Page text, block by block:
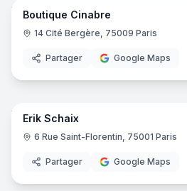
Boutique Cinabre
14 Cité Bergère, 75009 Paris
Partager Google Maps
Erik Schaix
6 Rue Saint-Florentin, 75001 Paris
Partager Google Maps